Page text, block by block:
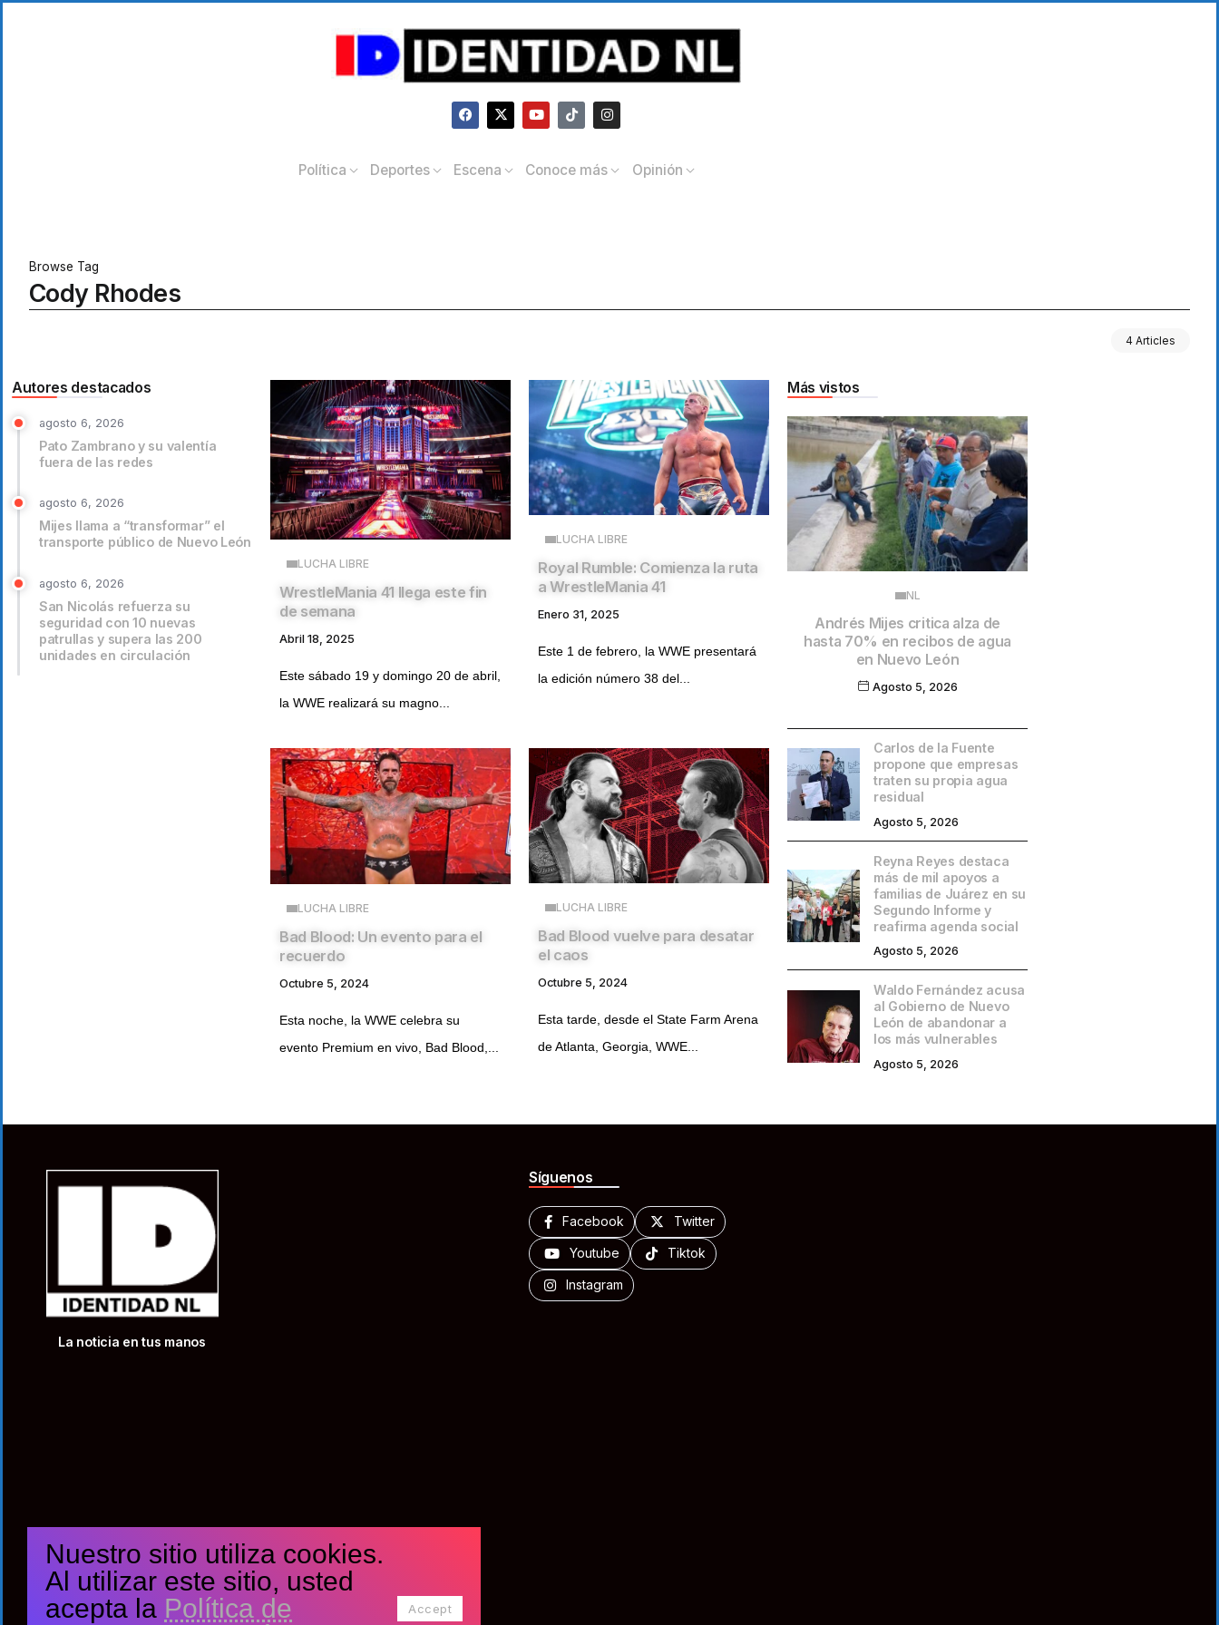
Política Deportes Escena Conoce más Opinión
Browse Tag
Cody Rhodes
4 Articles
Autores destacados
agosto 6, 2026
Pato Zambrano y su valentía
fuera de las redes
agosto 6, 2026
Mijes llama a “transformar” el
transporte público de Nuevo León
agosto 6, 2026
San Nicolás refuerza su
seguridad con 10 nuevas
patrullas y supera las 200
unidades en circulación
LUCHA LIBRE
WrestleMania 41 llega este fin
de semana
Abril 18, 2025
Este sábado 19 y domingo 20 de abril,
la WWE realizará su magno...
LUCHA LIBRE
Royal Rumble: Comienza la ruta
a WrestleMania 41
Enero 31, 2025
Este 1 de febrero, la WWE presentará
la edición número 38 del...
LUCHA LIBRE
Bad Blood: Un evento para el
recuerdo
Octubre 5, 2024
Esta noche, la WWE celebra su
evento Premium en vivo, Bad Blood,...
LUCHA LIBRE
Bad Blood vuelve para desatar
el caos
Octubre 5, 2024
Esta tarde, desde el State Farm Arena
de Atlanta, Georgia, WWE...
Más vistos
NL
Andrés Mijes critica alza de
hasta 70% en recibos de agua
en Nuevo León
Agosto 5, 2026
Carlos de la Fuente
propone que empresas
traten su propia agua
residual
Agosto 5, 2026
Reyna Reyes destaca
más de mil apoyos a
familias de Juárez en su
Segundo Informe y
reafirma agenda social
Agosto 5, 2026
Waldo Fernández acusa
al Gobierno de Nuevo
León de abandonar a
los más vulnerables
Agosto 5, 2026
La noticia en tus manos
Síguenos
Facebook Twitter
Youtube Tiktok
Instagram
Nuestro sitio utiliza cookies.
Al utilizar este sitio, usted
acepta la Política de
Accept